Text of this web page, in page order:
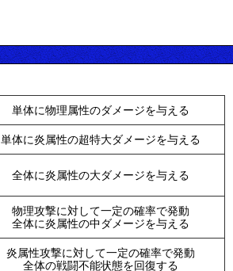
単体に物理属性のダメージを与える
単体に炎属性の超特大ダメージを与える
全体に炎属性の大ダメージを与える
物理攻撃に対して一定の確率で発動
全体に炎属性の中ダメージを与える
炎属性攻撃に対して一定の確率で発動
全体の戦闘不能状態を回復する